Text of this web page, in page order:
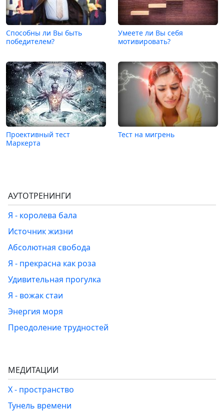
Способны ли Вы быть
победителем?
Умеете ли Вы себя
мотивировать?
Проективный тест
Маркерта
Тест на мигрень
АУТОТРЕНИНГИ
Я - королева бала
Источник жизни
Абсолютная свобода
Я - прекрасна как роза
Удивительная прогулка
Я - вожак стаи
Энергия моря
Преодоление трудностей
МЕДИТАЦИИ
Х - пространство
Тунель времени